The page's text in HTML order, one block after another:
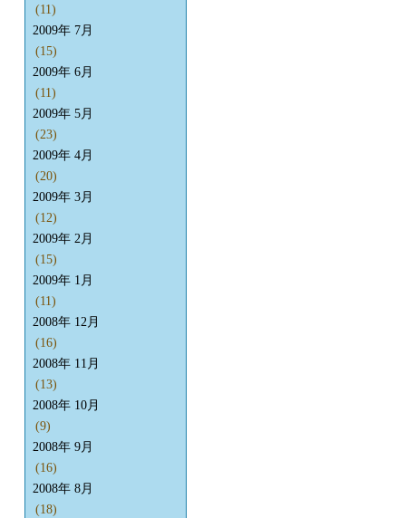
(11)
2009年 7月
(15)
2009年 6月
(11)
2009年 5月
(23)
2009年 4月
(20)
2009年 3月
(12)
2009年 2月
(15)
2009年 1月
(11)
2008年 12月
(16)
2008年 11月
(13)
2008年 10月
(9)
2008年 9月
(16)
2008年 8月
(18)